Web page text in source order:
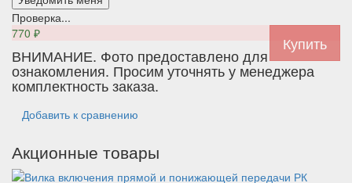
Проверка...
770 ₽
ВНИМАНИЕ. Фото предоставлено для
ознакомления. Просим уточнять у менеджера
комплектность заказа.
Добавить к сравнению
Акционные товары